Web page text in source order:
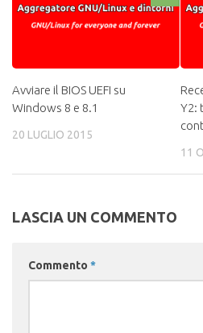
Avviare il BIOS UEFI su
Windows 8 e 8.1
20 LUGLIO 2015
Y2:
11
LASCIA UN COMMENTO
Commento *